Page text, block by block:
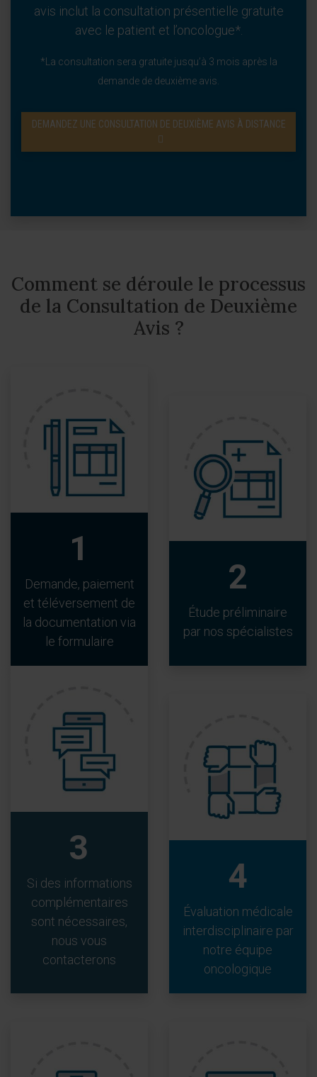
avis inclut la consultation présentielle gratuite
avec le patient et l’oncologue*.
*La consultation sera gratuite jusqu’à 3 mois après la
demande de deuxième avis.
DEMANDEZ UNE CONSULTATION DE DEUXIÈME AVIS À DISTANCE
Comment se déroule le processus
de la Consultation de Deuxième
Avis ?
1
Demande, paiement
et téléversement de
la documentation via
le formulaire
2
Étude préliminaire
par nos spécialistes
3
Si des informations
complémentaires
sont nécessaires,
nous vous
contacterons
4
Évaluation médicale
interdisciplinaire par
notre équipe
oncologique